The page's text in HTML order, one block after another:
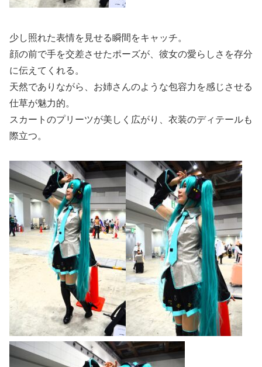
少し照れた表情を見せる瞬間をキャッチ。
顔の前で手を交差させたポーズが、彼女の愛らしさを存分
に伝えてくれる。
天然でありながら、お姉さんのような包容力を感じさせる
仕草が魅力的。
スカートのプリーツが美しく広がり、衣装のディテールも
際立つ。